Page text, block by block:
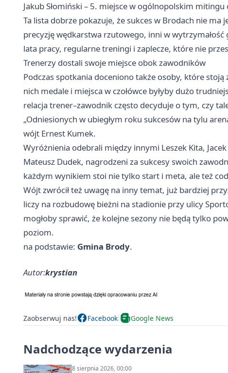
Jakub Słomiński – 5. miejsce w ogólnopolskim
Ta lista dobrze pokazuje, że sukces w Brodach nie
precyzję wędkarstwa rzutowego, inni w
lata pracy, regularne treningi i zaplecze, które nie
Trenerzy dostali swoje miejsce obok zawodników
Podczas spotkania doceniono także osoby, które
nich medale i miejsca w czołówce byłyby dużo
relacja trener–zawodnik często decyduje o tym, czy
„Odniesionych w ubiegłym roku sukcesów na tylu
wójt Ernest Kumek.
Wyróżnienia odebrali między innymi Leszek Kita,
Mateusz Dudek, nagrodzeni za sukcesy swoich
każdym wynikiem stoi nie tylko start i meta, ale też
Wójt zwrócił też uwagę na inny temat, już bardziej
liczy na rozbudowę bieżni na stadionie przy ulicy
mogłoby sprawić, że kolejne sezony nie będą tylko
poziom.
na podstawie: Gmina Brody.
Autor:krystian
Zaobserwuj nas! Facebook Google News
Nadchodzące wydarzenia
8 sierpnia 2026, 00:00